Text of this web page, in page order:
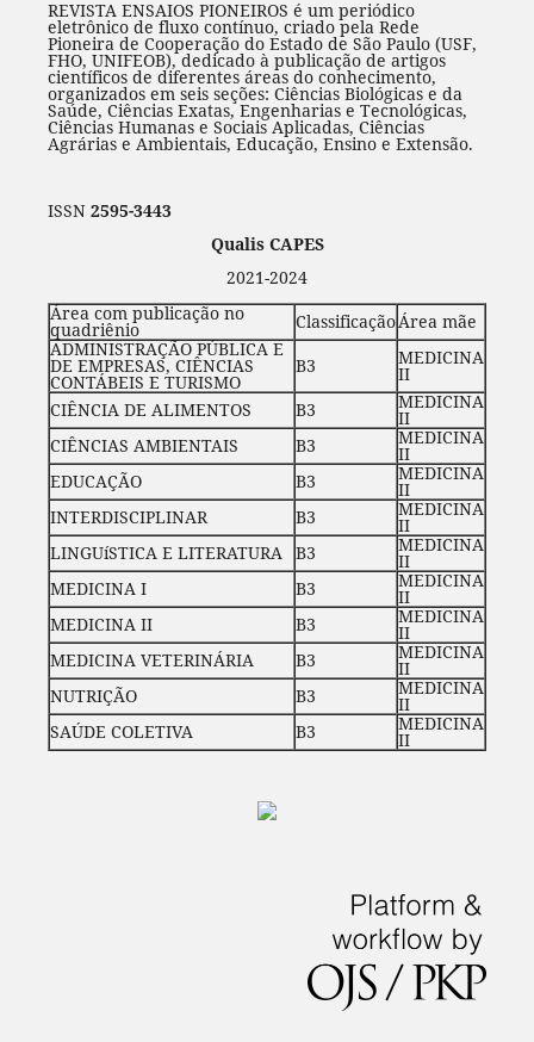
REVISTA ENSAIOS PIONEIROS é um periódico
eletrônico de fluxo contínuo, criado pela Rede
Pioneira de Cooperação do Estado de São Paulo (USF,
FHO, UNIFEOB), dedicado à publicação de artigos
científicos de diferentes áreas do conhecimento,
organizados em seis seções: Ciências Biológicas e da
Saúde, Ciências Exatas, Engenharias e Tecnológicas,
Ciências Humanas e Sociais Aplicadas, Ciências
Agrárias e Ambientais, Educação, Ensino e Extensão.
ISSN 2595-3443
Qualis CAPES
2021-2024
Área com publicação no
quadriênio ClassificaçãoÁrea mãe
ADMINISTRAÇÃO PÚBLICA E
DE EMPRESAS, CIÊNCIAS
CONTÁBEIS E TURISMO
B3 MEDICINA
II
CIÊNCIA DE ALIMENTOS
B3 MEDICINA
II
CIÊNCIAS AMBIENTAIS
B3 MEDICINA
II
EDUCAÇÃO
B3 MEDICINA
II
INTERDISCIPLINAR
B3 MEDICINA
II
LINGUíSTICA E LITERATURA B3 MEDICINA
II
MEDICINA I
B3 MEDICINA
II
MEDICINA II
B3 MEDICINA
II
MEDICINA VETERINÁRIA
B3 MEDICINA
II
NUTRIÇÃO
B3 MEDICINA
II
SAÚDE COLETIVA
B3 MEDICINA
II